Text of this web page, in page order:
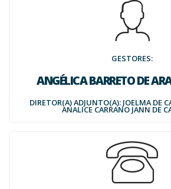
GESTORES:
ANGÉLICA BARRETO DE
DIRETOR(A) ADJUNTO(A): JOELMA DE
ANALICE CARRANO JANN DE